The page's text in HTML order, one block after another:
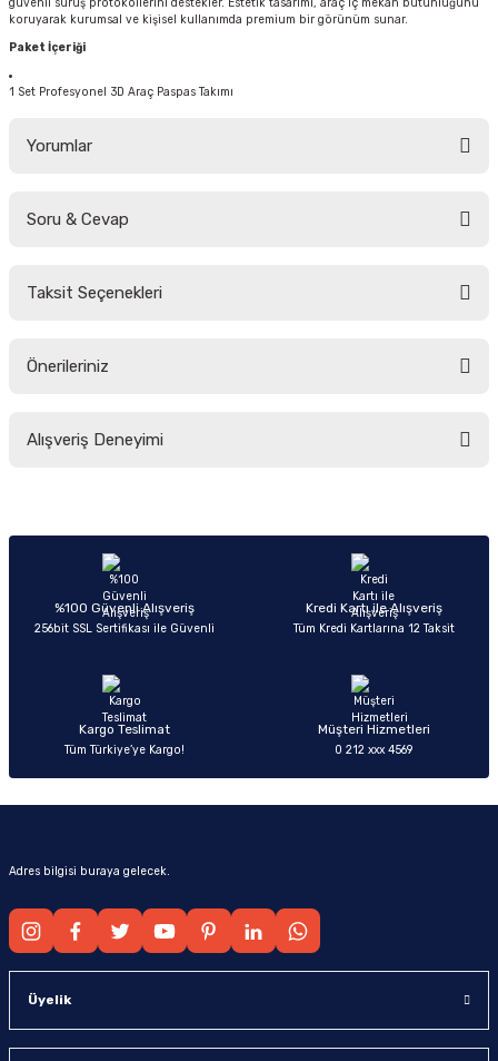
koruyarak kurumsal ve kişisel kullanımda premium bir görünüm sunar.
Paket İçeriği
1 Set Profesyonel 3D Araç Paspas Takımı
Yorumlar
Soru & Cevap
Taksit Seçenekleri
Önerileriniz
yetersiz gördüğünüz noktaları öneri formunu kullanarak tarafımıza
Ürün açıklamasında eksik bilgiler bulunuyor.
Ürün bilgilerinde hatalar bulunuyor.
Ürün fiyatı diğer sitelerden daha pahalı.
Alışveriş Deneyimi
Sitemize ilk yorumu siz yapın!
%100 Güvenli Alışveriş
256bit SSL Sertifikası ile Güvenli
Kredi Kartı ile Alışveriş
Tüm Kredi Kartlarına 12 Taksit
Kargo Teslimat
Tüm Türkiye’ye Kargo!
Müşteri Hizmetleri
0 212 xxx 4569
Adres bilgisi buraya gelecek.
Üyelik